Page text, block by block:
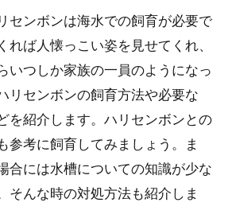
センボンは海水での飼育が必要で
れば人懐っこい姿を見せてくれ、
いつしか家族の一員のようになっ
リセンボンの飼育方法や必要な
を紹介します。ハリセンボンとの
参考に飼育してみましょう。ま
合には水槽についての知識が少な
そんな時の対処方法も紹介しま